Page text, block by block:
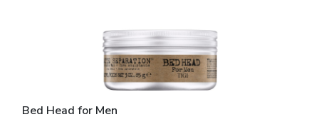
Bed Head for Men